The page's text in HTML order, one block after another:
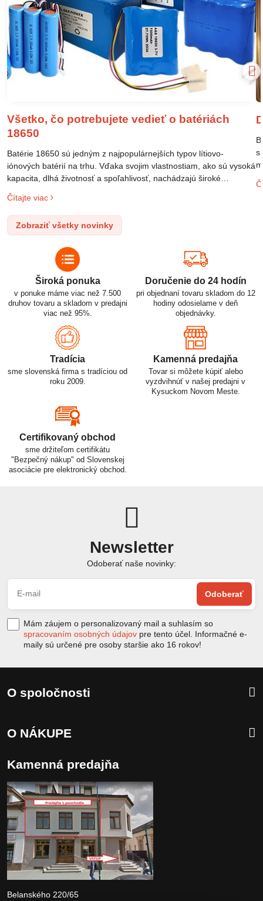
Všetko, čo potrebujete vedieť o batériách
18650
Batérie 18650 sú jedným z najpopulárnejších typov lítiovo-
iónových batérií na trhu. Vďaka svojim vlastnostiam, ako sú vysoká
kapacita, dlhá životnosť a spoľahlivosť, nachádzajú široké
po elektrické vozidlá. Pochopenie ich delenia, označovania a
správneho používania je kľúčom k ich efektívnemu a bezpečnému
využitiu.
Čítajte viac
Zobraziť všetky novinky
Široká ponuka
v ponuke máme viac než 7.500
druhov tovaru a skladom v predajni
viac než 95%.
Doručenie do 24 hodín
pri objednaní tovaru skladom do 12
hodiny odosielame v deň
objednávky.
Tradícia
sme slovenská firma s tradíciou od
roku 2009.
Kamenná predajňa
Tovar si môžete kúpiť alebo
vyzdvihnúť v našej predajni v
Kysuckom Novom Meste.
Certifikovaný obchod
sme držiteľom certifikátu
"Bezpečný nákup" od Slovenskej
asociácie pre elektronický obchod.
Newsletter
Odoberať naše novinky:
Odoberať
Mám záujem o personalizovaný mail a suhlasím so
spracovaním osobných údajov pre tento účel. Informačné e-
maily sú určené pre osoby staršie ako 16 rokov!
O spoločnosti
O NÁKUPE
Kamenná predajňa
Belanského 220/65